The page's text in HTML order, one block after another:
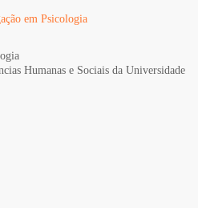
em Psicologia
Humanas e Sociais da Universidade